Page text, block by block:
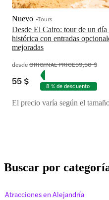
Desde El Cairo: tour de un
histórica con entradas
mejoradas
Nuevo Tours
desdeORIGINAL PRICE59,50 $
55 $ 8 % de descuento
El precio varía según el
Buscar por
Atracciones en Alejandría